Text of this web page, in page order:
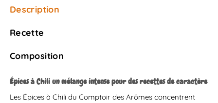
Description
Recette
Composition
Épices à Chili un mélange intense pour des recettes de caractère
Les Épices à Chili du Comptoir des Arômes concentrent